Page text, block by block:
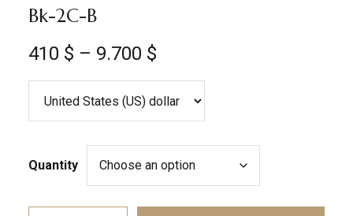
Bk-2C-B
410 $ – 9.700 $
Quantity